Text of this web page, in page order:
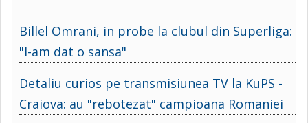
Billel Omrani, in probe la clubul din Superliga:
"I-am dat o sansa"
Detaliu curios pe transmisiunea TV la KuPS -
Craiova: au "rebotezat" campioana Romaniei